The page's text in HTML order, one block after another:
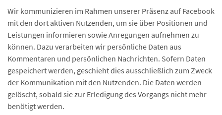
Wir kommunizieren im Rahmen unserer Präsenz auf Facebook
mit den dort aktiven Nutzenden, um sie über Positionen und
Leistungen informieren sowie Anregungen aufnehmen zu
können. Dazu verarbeiten wir persönliche Daten aus
Kommentaren und persönlichen Nachrichten. Sofern Daten
gespeichert werden, geschieht dies ausschließlich zum Zweck
der Kommunikation mit den Nutzenden. Die Daten werden
gelöscht, sobald sie zur Erledigung des Vorgangs nicht mehr
benötigt werden.